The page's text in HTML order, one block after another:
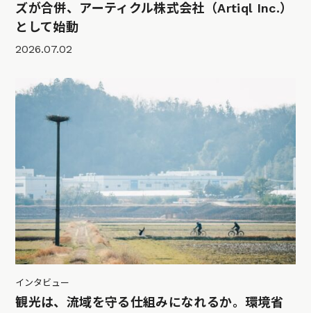
ズが合併、アーティクル株式会社（Artiql Inc.）
として始動
2026.07.02
インタビュー
観光は、流域を守る仕組みになれるか。環境省